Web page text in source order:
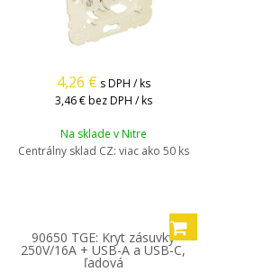
4,26 € s DPH / ks
3,46 € bez DPH / ks
Na sklade v Nitre
Centrálny sklad CZ: viac ako 50 ks
90650 TGE: Kryt zásuvky
250V/16A + USB-A a USB-C,
ľadová